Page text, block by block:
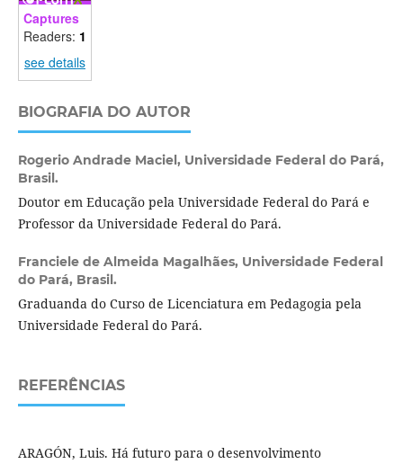
Captures
Readers: 1
see details
BIOGRAFIA DO AUTOR
Rogerio Andrade Maciel, Universidade Federal do Pará,
Brasil.
Doutor em Educação pela Universidade Federal do Pará e
Professor da Universidade Federal do Pará.
Franciele de Almeida Magalhães, Universidade Federal
do Pará, Brasil.
Graduanda do Curso de Licenciatura em Pedagogia pela
Universidade Federal do Pará.
REFERÊNCIAS
ARAGÓN, Luis. Há futuro para o desenvolvimento